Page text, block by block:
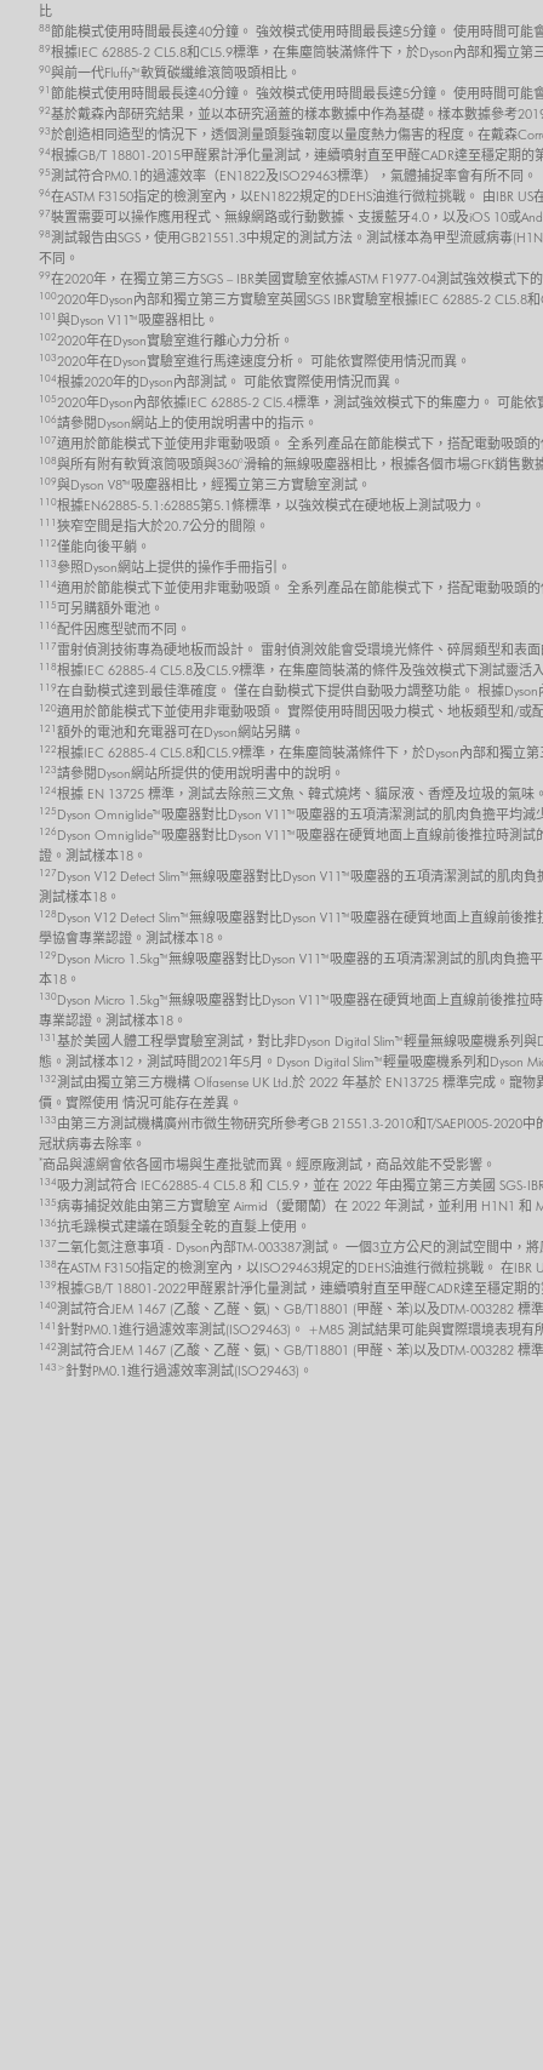
比
88節能模式使用時間最長達40分鐘。 強效模式使用時間最長達5分鐘。 使用時間可能
89根據IEC 62885-2 CL5.8和CL5.9標準，在集塵筒裝滿條件下，於Dyson內部和獨立
90與前一代Fluffy™軟質碳纖維滾筒吸頭相比。
91 節能模式使用時間最長達40分鐘。 強效模式使用時間最長達5分鐘。 使用時間可能
92基於戴森內部研究結果，並以本研究涵蓋的樣本數據中作為基礎。樣本數據參考
93於創造相同造型的情況下，透個測量頭髮強韌度以量度熱力傷害的程度。在戴森
94根據GB/T 18801-2015甲醛累計淨化量測試，連續噴射直至甲醛CADR達至穩定期
95 測試符合PM0.1的過濾效率（EN1822及ISO29463標準），氣體捕捉率會有所不同。
96在ASTM F3150指定的檢測室內，以EN1822規定的DEHS油進行微粒挑戰。 由IBR
97裝置需要可以操作應用程式、無線網路或行動數據、支援藍牙4.0，以及iOS 10或
98 測試報告由SGS，使用GB21551.3中規定的測試方法。測試樣本為甲型流感病毒
不同。
99在2020年，在獨立第三方SGS – IBR美國實驗室依據ASTM F1977-04測試強效模式下
1002020年Dyson內部和獨立第三方實驗室英國SGS IBR實驗室根據IEC 62885-2
101 與Dyson V11™吸塵器相比。
1022020年在Dyson實驗室進行離心力分析。
1032020年在Dyson實驗室進行馬達速度分析。 可能依實際使用情況而異。
104根據2020年的Dyson內部測試。 可能依實際使用情況而異。
1052020年Dyson內部依據IEC 62885-2 Cl5.4標準，測試強效模式下的集塵力。 可能
106請參閱Dyson網站上的使用說明書中的指示。
107適用於節能模式下並使用非電動吸頭。 全系列產品在節能模式下，搭配電動吸頭
108與所有附有軟質滾筒吸頭與360°滑輪的無線吸塵器相比，根據各個市場GFK銷售數
109與Dyson V8™吸塵器相比，經獨立第三方實驗室測試。
110根據EN62885-5.1:62885第5.1條標準，以強效模式在硬地板上測試吸力。
111 狹窄空間是指大於20.7公分的間隙。
112僅能向後平躺。
113參照Dyson網站上提供的操作手冊指引。
114適用於節能模式下並使用非電動吸頭。 全系列產品在節能模式下，搭配電動吸頭
115可另購額外電池。
116配件因應型號而不同。
117 雷射偵測技術專為硬地板而設計。 雷射偵測效能會受環境光條件、碎屑類型和表
118根據IEC 62885-4 CL5.8及CL5.9標準，在集塵筒裝滿的條件及強效模式下測試靈
119在自動模式達到最佳準確度。 僅在自動模式下提供自動吸力調整功能。 根據
120適用於節能模式下並使用非電動吸頭。 實際使用時間因吸力模式、地板類型和/或
121 額外的電池和充電器可在Dyson網站另購。
122根據IEC 62885-4 CL5.8和CL5.9標準，在集塵筒裝滿條件下，於Dyson內部和獨
123請參閱Dyson網站所提供的使用說明書中的說明。
124根據 EN 13725 標準，測試去除煎三文魚、韓式燒烤、貓尿液、香煙及垃圾的氣味
125 Dyson Omniglide™吸塵器對比Dyson V11™吸塵器的五項清潔測試的肌肉負擔平均
126 Dyson Omniglide™吸塵器對比Dyson V11™吸塵器在硬質地面上直線前後推拉時測
證。測試樣本18。
127 Dyson V12 Detect Slim™ 無線吸塵器對比Dyson V11™吸塵器的五項清潔測試的肌
測試樣本18。
128 Dyson V12 Detect Slim™ 無線吸塵器對比Dyson V11™吸塵器在硬質地面上直線前
學協會專業認證。測試樣本18。
129 Dyson Micro 1.5kg™ 無線吸塵器對比Dyson V11™吸塵器的五項清潔測試的肌肉負
本18。
130Dyson Micro 1.5kg™ 無線吸塵器對比Dyson V11™吸塵器在硬質地面上直線前後推
專業認證。測試樣本18。
131 基於美國人體工程學實驗室測試，對比非Dyson Digital Slim™ 輕量無線吸塵機系列
態。測試樣本12，測試時間2021年5月。Dyson Digital Slim™ 輕量吸塵機系列和Dyson
132 測試由獨立第三方機構 Olfasense UK Ltd.於 2022 年基於 EN13725 標準完成。
價。實際使用 情況可能存在差異。
133 由第三方測試機構廣州市微生物研究所參考GB 21551.3-2010和T/SAEPI005-
冠狀病毒去除率。
*商品與濾網會依各國市場與生產批號而異。經原廠測試，商品效能不受影響。
134 吸力測試符合 IEC62885-4 CL5.8 和 CL5.9，並在 2022 年由獨立第三方美國
135病毒捕捉效能由第三方實驗室 Airmid（愛爾蘭）在 2022 年測試，並利用 H1N1 和
136抗毛躁模式建議在頭髮全乾的直髮上使用。
137二氧化氮注意事項 - Dyson內部TM-003387測試。 一個3立方公尺的測試空間中，
138在ASTM F3150指定的檢測室內，以ISO29463規定的DEHS油進行微粒挑戰。 在
139根據GB/T 18801-2022甲醛累計淨化量測試，連續噴射直至甲醛CADR達至穩定期
140測試符合JEM 1467 (乙酸、乙醛、氨)、GB/T18801 (甲醛、苯)以及DTM-003282
141 針對PM0.1進行過濾效率測試(ISO29463)。 +M85 測試結果可能與實際環境表現有
142 測試符合JEM 1467 (乙酸、乙醛、氨)、GB/T18801 (甲醛、苯)以及DTM-003282 標
143> 針對PM0.1進行過濾效率測試(ISO29463)。